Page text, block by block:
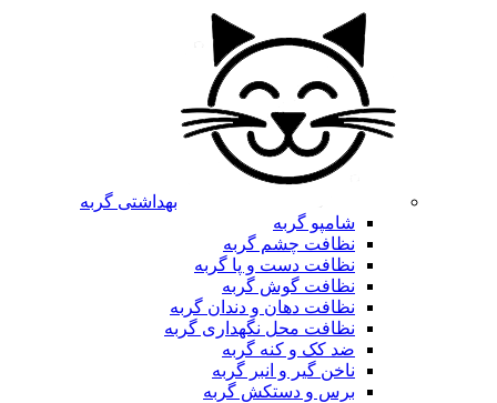
بهداشتی گربه
شامپو گربه
نظافت چشم گربه
نظافت دست و پا گربه
نظافت گوش گربه
نظافت دهان و دندان گربه
نظافت محل نگهداری گربه
ضد کک و کنه گربه
ناخن گیر و انبر گربه
برس و دستکش گربه